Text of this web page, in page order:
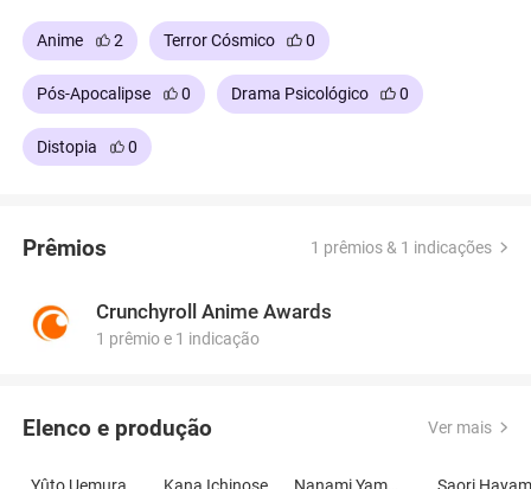
Anime 2 Terror Cósmico 0
Pós-Apocalipse 0 Drama Psicológico 0
Distopia 0
Prêmios 1 prêmios & 1 indicações
Crunchyroll Anime Awards
1 prêmio e 1 indicação
Elenco e produção Ver mais